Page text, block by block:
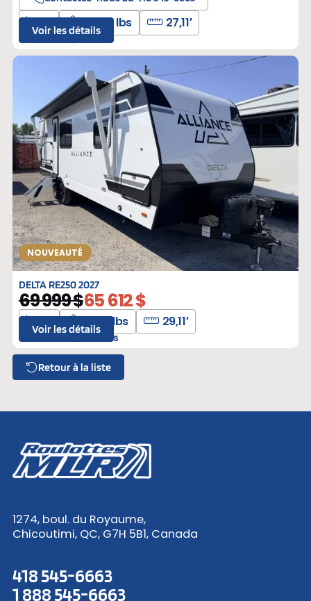
6 5600 lbs 27,11′
L-310174 Neufs
Voir les détails
NOUVEAUTÉ
DELTA RE250 2027
69 999 $65 612 $
4 6175 lbs 29,11′
L-309956 Neufs
Voir les détails
Retour à la liste
1274, boul. du Royaume,
Chicoutimi, QC, G7H 5B1, Canada
418 545-6663
1 888 545-6663